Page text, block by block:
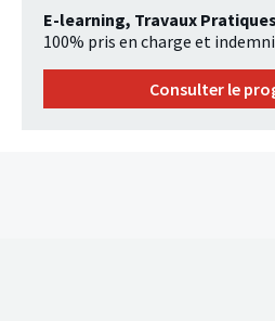
E-learning, Travaux
100% pris en charge et
Consulter le